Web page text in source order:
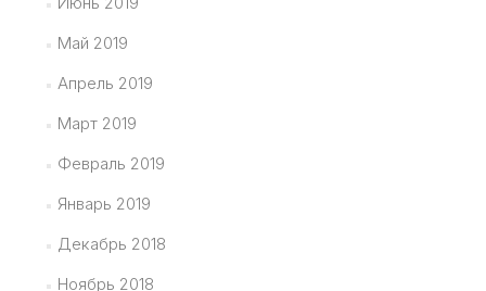
Май 2019
Апрель 2019
Март 2019
Февраль 2019
Январь 2019
Декабрь 2018
Ноябрь 2018